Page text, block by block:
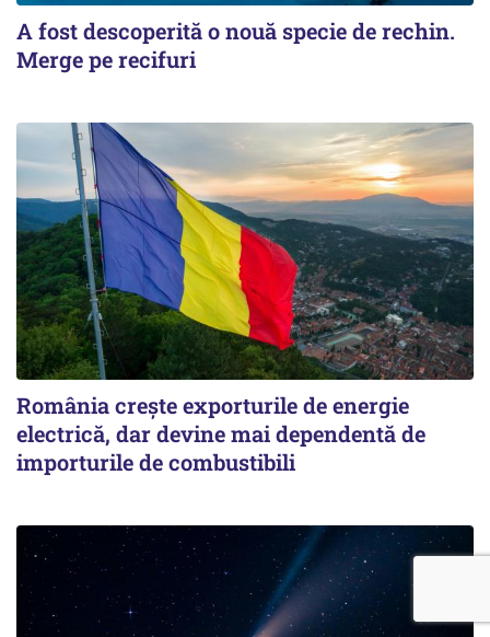
A fost descoperită o nouă specie de rechin.
Merge pe recifuri
România crește exporturile de energie
electrică, dar devine mai dependentă de
importurile de combustibili